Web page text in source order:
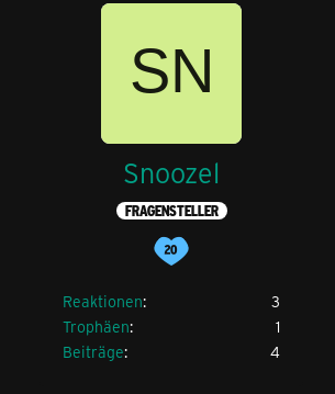
Snoozel
FRAGENSTELLER
Reaktionen
3
Trophäen
1
Beiträge
4